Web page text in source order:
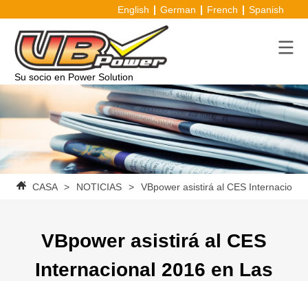
English German French Spanish
Su socio en Power Solution
CASA > NOTICIAS > VBpower asistirá al CES
VBpower asistirá al CES
Internacional 2016 en Las